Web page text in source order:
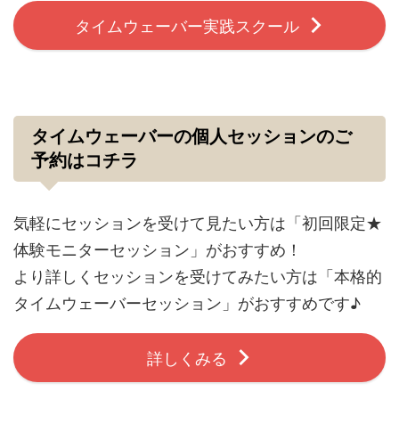
タイムウェーバー実践スクール
タイムウェーバーの個人セッションのご
予約はコチラ
気軽にセッションを受けて見たい方は「初回限定★
体験モニターセッション」がおすすめ！
より詳しくセッションを受けてみたい方は「本格的
タイムウェーバーセッション」がおすすめです♪
詳しくみる